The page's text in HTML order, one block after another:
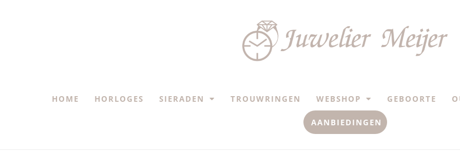
HOME HORLOGES SIERADEN TROUWRINGEN WEBSHOP GEBOORTE
AANBIEDINGEN